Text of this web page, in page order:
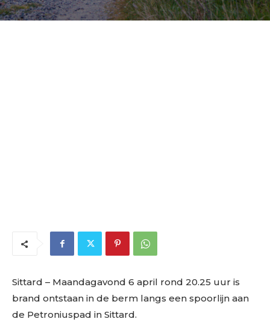
Sittard – Maandagavond 6 april rond 20.25 uur is
brand ontstaan in de berm langs een spoorlijn aan
de Petroniuspad in Sittard.